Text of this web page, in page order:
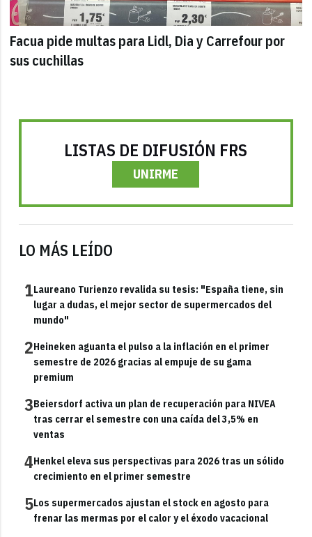
Facua pide multas para Lidl, Dia y Carrefour por
sus cuchillas
LISTAS DE DIFUSIÓN FRS
UNIRME
LO MÁS LEÍDO
1Laureano Turienzo revalida su tesis: "España tiene, sin
lugar a dudas, el mejor sector de supermercados del
mundo"
2Heineken aguanta el pulso a la inflación en el primer
semestre de 2026 gracias al empuje de su gama
premium
3Beiersdorf activa un plan de recuperación para NIVEA
tras cerrar el semestre con una caída del 3,5% en
ventas
4Henkel eleva sus perspectivas para 2026 tras un sólido
crecimiento en el primer semestre
5Los supermercados ajustan el stock en agosto para
frenar las mermas por el calor y el éxodo vacacional